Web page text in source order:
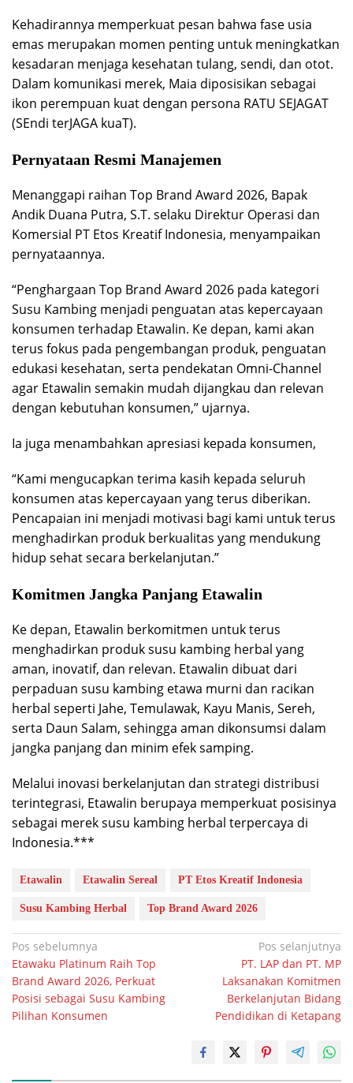
Kehadirannya memperkuat pesan bahwa fase usia
emas merupakan momen penting untuk meningkatkan
kesadaran menjaga kesehatan tulang, sendi, dan otot.
Dalam komunikasi merek, Maia diposisikan sebagai
ikon perempuan kuat dengan persona RATU SEJAGAT
(SEndi terJAGA kuaT).
Pernyataan Resmi Manajemen
Menanggapi raihan Top Brand Award 2026, Bapak
Andik Duana Putra, S.T. selaku Direktur Operasi dan
Komersial PT Etos Kreatif Indonesia, menyampaikan
pernyataannya.
“Penghargaan Top Brand Award 2026 pada kategori
Susu Kambing menjadi penguatan atas kepercayaan
konsumen terhadap Etawalin. Ke depan, kami akan
terus fokus pada pengembangan produk, penguatan
edukasi kesehatan, serta pendekatan Omni-Channel
agar Etawalin semakin mudah dijangkau dan relevan
dengan kebutuhan konsumen,” ujarnya.
Ia juga menambahkan apresiasi kepada konsumen,
“Kami mengucapkan terima kasih kepada seluruh
konsumen atas kepercayaan yang terus diberikan.
Pencapaian ini menjadi motivasi bagi kami untuk terus
menghadirkan produk berkualitas yang mendukung
hidup sehat secara berkelanjutan.”
Komitmen Jangka Panjang Etawalin
Ke depan, Etawalin berkomitmen untuk terus
menghadirkan produk susu kambing herbal yang
aman, inovatif, dan relevan. Etawalin dibuat dari
perpaduan susu kambing etawa murni dan racikan
herbal seperti Jahe, Temulawak, Kayu Manis, Sereh,
serta Daun Salam, sehingga aman dikonsumsi dalam
jangka panjang dan minim efek samping.
Melalui inovasi berkelanjutan dan strategi distribusi
terintegrasi, Etawalin berupaya memperkuat posisinya
sebagai merek susu kambing herbal terpercaya di
Indonesia.***
Etawalin Etawalin Sereal PT Etos Kreatif Indonesia
Susu Kambing Herbal Top Brand Award 2026
Navigasi
pos
Pos sebelumnya
Etawaku Platinum Raih Top
Brand Award 2026, Perkuat
Posisi sebagai Susu Kambing
Pilihan Konsumen
Pos selanjutnya
PT. LAP dan PT. MP
Laksanakan Komitmen
Berkelanjutan Bidang
Pendidikan di Ketapang